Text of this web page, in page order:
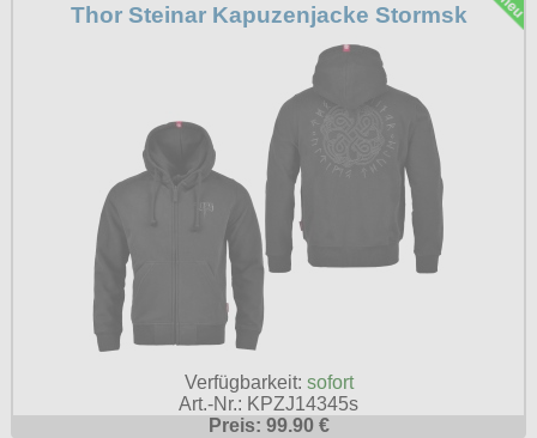
Thor Steinar Kapuzenjacke Stormsk
Verfügbarkeit: sofort
Art.-Nr.: KPZJ14345s
Preis: 99.90 €